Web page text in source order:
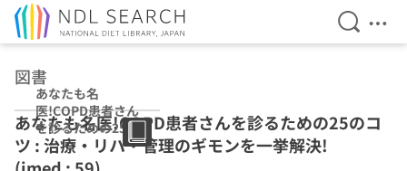
Open
図書
あなたも名
医!COPD患者さん
を診るための25の
コツ : 治療・リ
ハ・管理のギモン
あなたも名医!COPD患者さんを診るための25のコ
ツ : 治療・リハ・管理のギモンを一挙解決!